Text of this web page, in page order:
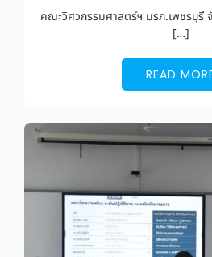
คณะวิศวกรรมศาสตร์ฯ มรภ.เพชรบุรี
[…]
READ